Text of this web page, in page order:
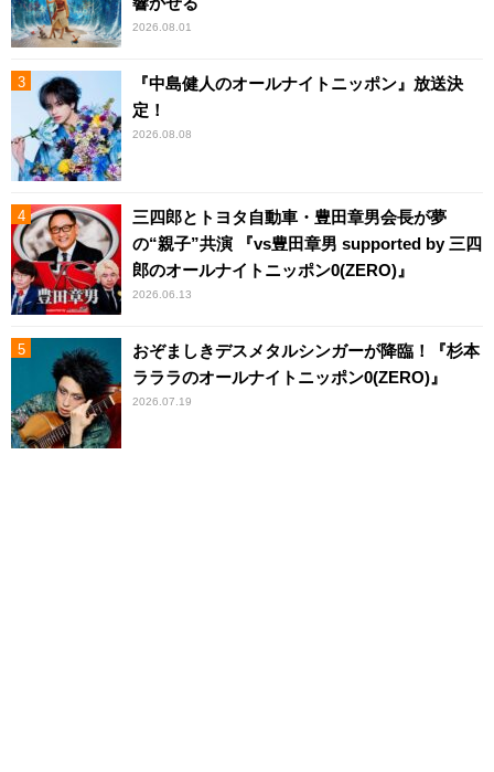
2026.08.01
『中島健人のオールナイトニッポン』放送決
定！
2026.08.08
三四郎とトヨタ自動車・豊田章男会長が夢
の“親子”共演 『vs豊田章男 supported by 三四
郎のオールナイトニッポン0(ZERO)』
2026.06.13
おぞましきデスメタルシンガーが降臨！『杉本
ラララのオールナイトニッポン0(ZERO)』
2026.07.19